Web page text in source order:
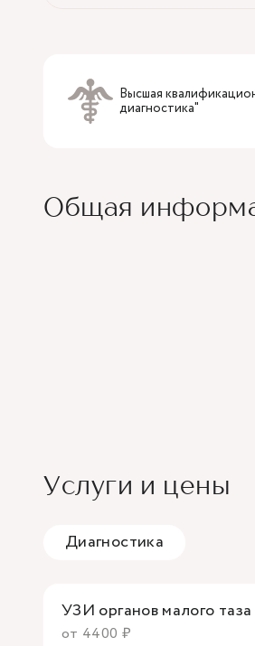
Высшая
диагностика"
Общая
Услуги и цены
Диагностика
УЗИ органов малого таза
от 4400 ₽